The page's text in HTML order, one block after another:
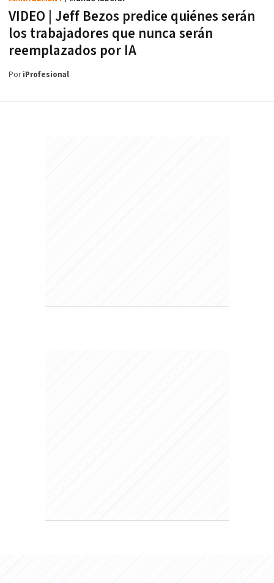
VIDEO | Jeff Bezos predice quiénes serán
los trabajadores que nunca serán
reemplazados por IA
PoriProfesional